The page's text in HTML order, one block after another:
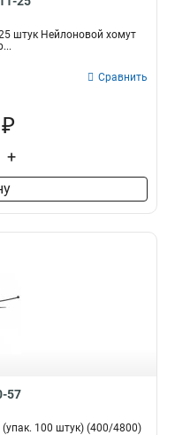
штук Нейлоновой хомут
Сравнить
+
57
100 штук) (400/4800)